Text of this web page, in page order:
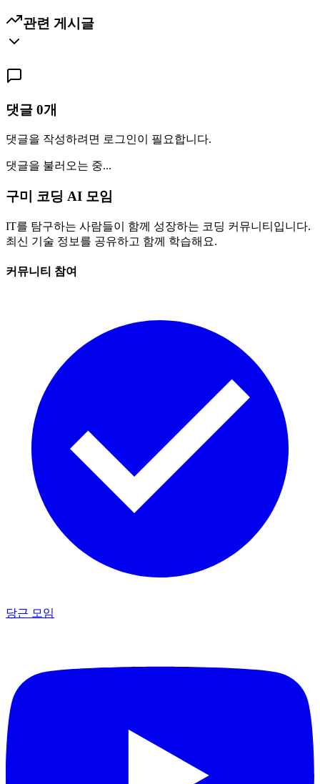
관련 게시글
댓글 0개
댓글을 작성하려면 로그인이 필요합니다.
댓글을 불러오는 중...
구미 코딩 AI 모임
IT를 탐구하는 사람들이 함께 성장하는 코딩 커뮤니티입니다.
최신 기술 정보를 공유하고 함께 학습해요.
커뮤니티 참여
당근 모임